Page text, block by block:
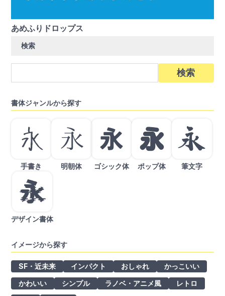
あめふりドロップス
検索
書体ジャンルから探す
手書き 明朝体 ゴシック体 ポップ体 筆文字
デザイン書体
イメージから探す
SF・近未来 インパクト おしゃれ
かっこいい
かわいい
シンプル ラノベ・アニメ風
レトロ